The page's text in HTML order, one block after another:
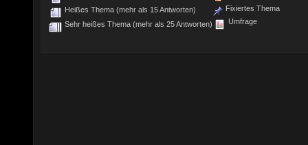
Heißes Thema (mehr als 15 Antworten)
Sehr heißes Thema (mehr als 25 Antworten)
Fixiertes Thema
Umfrage